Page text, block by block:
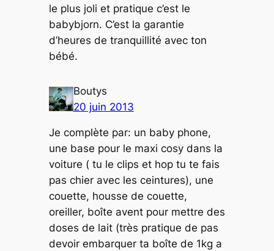
le plus joli et pratique c’est le
babybjorn. C’est la garantie
d’heures de tranquillité avec ton
bébé.
Boutys
20 juin 2013
Je complète par: un baby phone,
une base pour le maxi cosy dans la
voiture ( tu le clips et hop tu te fais
pas chier avec les ceintures), une
couette, housse de couette,
oreiller, boîte avent pour mettre des
doses de lait (très pratique de pas
devoir embarquer ta boîte de 1kg a